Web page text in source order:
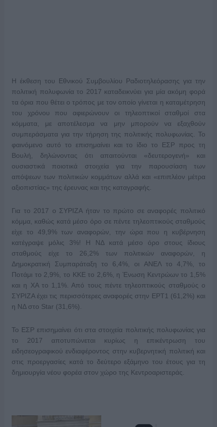
Η έκθεση του Εθνικού Συμβουλίου Ραδιοτηλεόρασης για την
πολιτική πολυφωνία το 2017 καταδεικνύει για μία ακόμη φορά
τα όρια που θέτει ο τρόπος με τον οποίο γίνεται η καταμέτρηση
του χρόνου που αφιερώνουν οι τηλεοπτικοί σταθμοί στα
κόμματα, με αποτέλεσμα να μην μπορούν να εξαχθούν
συμπεράσματα για την τήρηση της πολιτικής πολυφωνίας. Το
φαινόμενο αυτό το επισημαίνει και το ίδιο το ΕΣΡ προς τη
Βουλή, δηλώνοντας ότι απαιτούνται «δευτερογενή» και
ουσιαστικά ποιοτικά στοιχεία για την παρουσίαση των
απόψεων των πολιτικών κομμάτων αλλά και «επιπλέον μέτρα
αξιοπιστίας» της έρευνας και της καταγραφής.
Για το 2017 ο ΣΥΡΙΖΑ ήταν το πρώτο σε αναφορές πολιτικό
κόμμα, καθώς κατά μέσο όρο σε πέντε τηλεοπτικούς σταθμούς
είχε το 49,9% των αναφορών, την ώρα που η κυβέρνηση
κατέγραψε μόλις 3%! Η ΝΔ κατά μέσο όρο στους ίδιους
σταθμούς είχε το 26,2% των πολιτικών αναφορών, η
Δημοκρατική Συμπαράταξη το 6,4%, οι ΑΝΕΛ το 4,7%, το
Ποτάμι το 2,9%, το ΚΚΕ το 2,6%, η Ένωση Κεντρώων το 1,5%
και η ΧΑ το 1,1%. Από τους πέντε τηλεοπτικούς σταθμούς ο
ΣΥΡΙΖΑ έχει τις περισσότερες αναφορές στην ΕΡΤ1 (61,2%) και
η ΝΔ στο Star (31,6%).
Το ΕΣΡ επισημαίνει ότι στα στοιχεία πολιτικής πολυφωνίας για
το 2017 αποτυπώνεται κυρίως η επικέντρωση του
ειδησεογραφικού ενδιαφέροντος στην κυβερνητική πολιτική και
στις προεργασίες κατά το δεύτερο εξάμηνο του έτους για τη
δημιουργία νέου φορέα στον χώρο της Κεντροαριστεράς.